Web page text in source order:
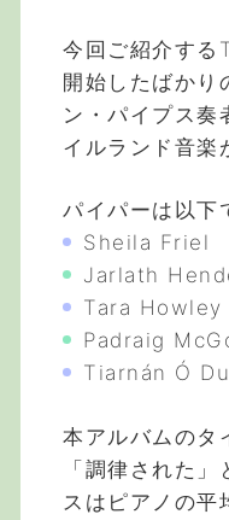
今回ご紹介す
開始したばかり
ン・パイプス奏
イルランド音楽
パイパーは以下
Sheila Friel
Jarlath
Tara Howley
Padraig
Tiarnán Ó
本アルバムの
「調律された
スはピアノの平